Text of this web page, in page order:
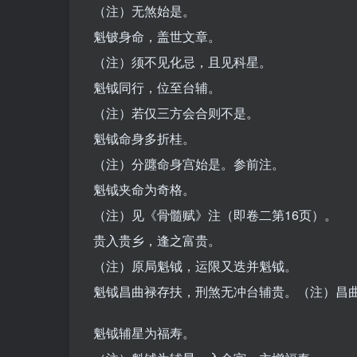
（注）无煞始是。
魁铍身命，盖世文章。
（注）须不见化忌，且见科星。
魁钺同行，位至台辅。
（注）若仅三方会合则不是。
魁钺命身多折桂。
（注）分躔命身宫始是。参前注。
魁钺夹命为奇格。
（注）见《骨髓赋》注（即卷二第16页）。
贵入贵乡，逢之富贵。
（注）原局魁钺，运限又迭并魁钺。
魁钺昌曲禄存扶，刑煞无冲台辅贵。（注）昌
魁钺辅星为福寿。